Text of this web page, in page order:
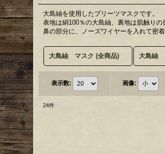
大島紬を使用したプリーツマスクです。
表地は絹100％の大島紬、裏地は肌触りの
鼻の部分に、ノーズワイヤーを入れて密着
大島紬 マスク (全商品) 大島紬
表示数: 画像:
24件